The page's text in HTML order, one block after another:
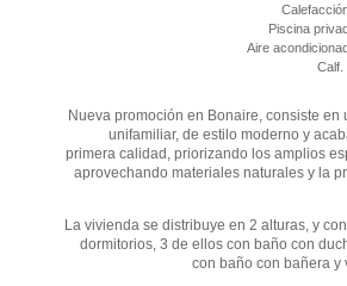
Piscina
Aire
Calf.
Nueva promoción en Bonaire, consiste en
unifamiliar, de estilo moderno y
primera calidad, priorizando los amplios
aprovechando materiales naturales y la
La vivienda se distribuye en 2 alturas, y
dormitorios, 3 de ellos con baño con
con baño con bañera y